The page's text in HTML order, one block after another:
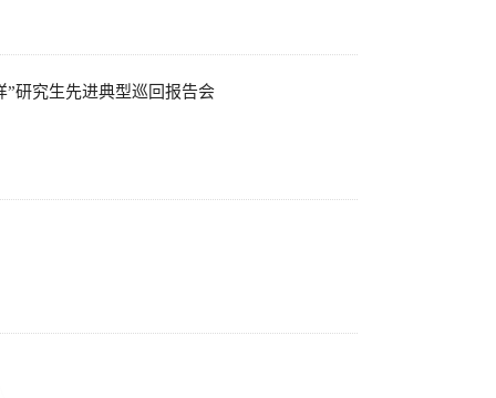
研究生先进典型巡回报告会